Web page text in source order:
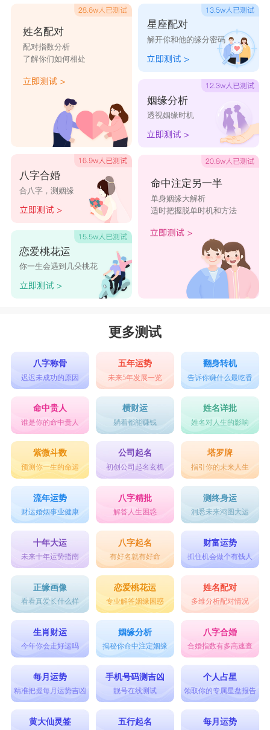
姓名配对
配对指数分析
了解你们如何相处
八字合婚
合八字，测姻缘
恋爱桃花运
你一生会遇到几朵桃花
星座配对
解开你和他的缘分密码
姻缘分析
透视姻缘时机
命中注定另一半
单身姻缘大解析
适时把握脱单时机和方法
更多测试
八字称骨
迟迟未成功的原因
五年运势
未来5年发展一览
翻身转机
告诉你赚什么最吃香
命中贵人
谁是你的命中贵人
横财运
躺着都能赚钱
姓名详批
姓名对人生的影响
紫微斗数
预测你一生的命运
公司起名
初创公司起名玄机
塔罗牌
指引你的未来人生
流年运势
财运婚姻事业健康
八字精批
解答人生困惑
测终身运
洞悉未来鸿图大运
十年大运
未来十年运势指南
八字起名
有好名就有好命
财富运势
抓住机会做个有钱人
正缘画像
看看真爱长什么样
恋爱桃花运
专业解答姻缘困惑
姓名配对
多维分析配对情况
生肖财运
今年你会走好运吗
姻缘分析
揭秘你命中注定姻缘
八字合婚
合婚指数有多高速查
每月运势
精准把握每月运势吉凶
手机号码测吉凶
靓号在线测试
个人占星
领取你的专属星盘报告
黄大仙灵签 五行起名 每月运势